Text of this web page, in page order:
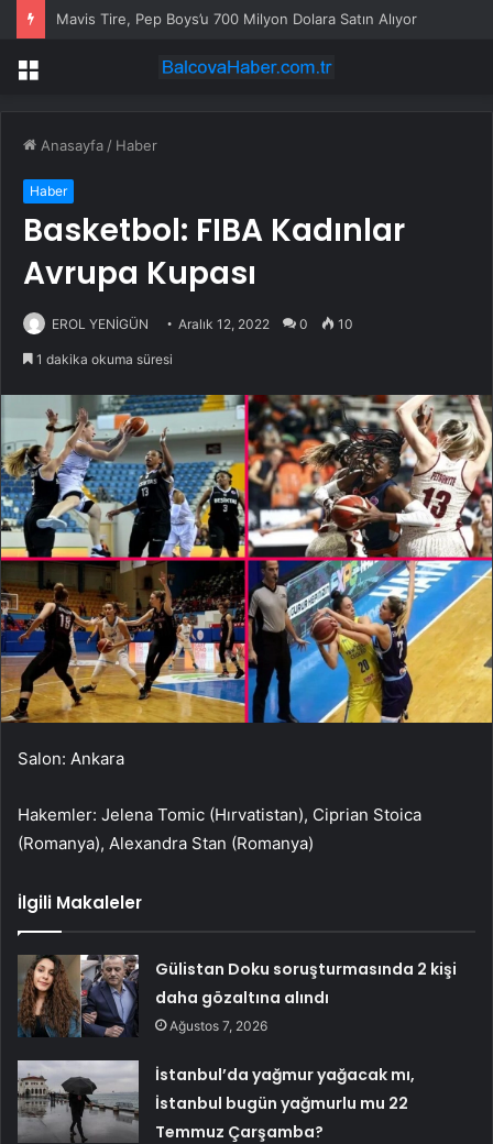
Mavis Tire, Pep Boys’u 700 Milyon Dolara Satın Alıyor
Menü
Anasayfa / Haber
Haber
Basketbol: FIBA ​​​​Kadınlar
Avrupa Kupası
EROL YENİGÜN Aralık 12, 2022 0 10
1 dakika okuma süresi
Salon: Ankara
Hakemler: Jelena Tomic (Hırvatistan), Ciprian Stoica
(Romanya), Alexandra Stan (Romanya)
İlgili Makaleler
Gülistan Doku soruşturmasında 2 kişi
daha gözaltına alındı
Ağustos 7, 2026
İstanbul’da yağmur yağacak mı,
İstanbul bugün yağmurlu mu 22
Temmuz Çarşamba?